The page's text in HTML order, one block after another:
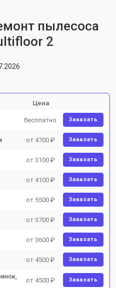
пылесоса
2
Цена
бесплатно Заказать
от 4700 ₽ Заказать
от 3100 ₽ Заказать
от 4100 ₽ Заказать
от 5500 ₽ Заказать
от 3700 ₽ Заказать
от 3600 ₽ Заказать
от 4500 ₽ Заказать
от 4500 ₽ Заказать